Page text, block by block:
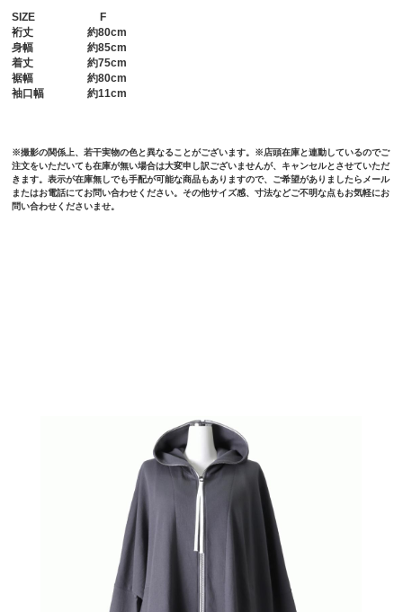
SIZE
F
裄丈 約80cm
身幅 約85cm
着丈 約75cm
裾幅 約80cm
袖口幅 約11cm
※撮影の関係上、若干実物の色と異なることがございます。※店頭在庫と連動しているのでご
注文をいただいても在庫が無い場合は大変申し訳ございませんが、キャンセルとさせていただ
きます。表示が在庫無しでも手配が可能な商品もありますので、ご希望がありましたらメール
またはお電話にてお問い合わせください。その他サイズ感、寸法などご不明な点もお気軽にお
問い合わせくださいませ。